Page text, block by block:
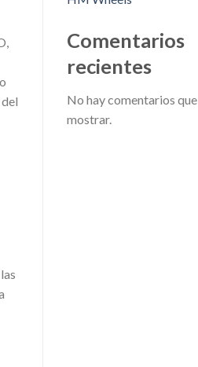
Comentarios
recientes
No hay comentarios que
mostrar.